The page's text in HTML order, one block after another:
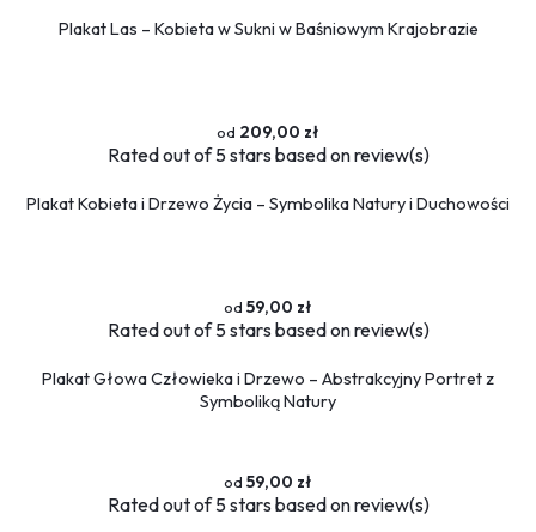
Plakat Las – Kobieta w Sukni w Baśniowym Krajobrazie
209,00 zł
Ratedout of 5 stars based onreview(s)
Plakat Kobieta i Drzewo Życia – Symbolika Natury i Duchowości
59,00 zł
Ratedout of 5 stars based onreview(s)
Plakat Głowa Człowieka i Drzewo – Abstrakcyjny Portret z
Symboliką Natury
59,00 zł
Ratedout of 5 stars based onreview(s)